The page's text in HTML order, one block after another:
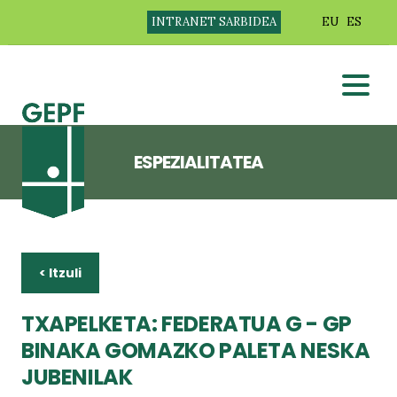
INTRANET SARBIDEA EU ES
ESPEZIALITATEA
< Itzuli
TXAPELKETA: FEDERATUA G - GP
BINAKA GOMAZKO PALETA NESKA
JUBENILAK